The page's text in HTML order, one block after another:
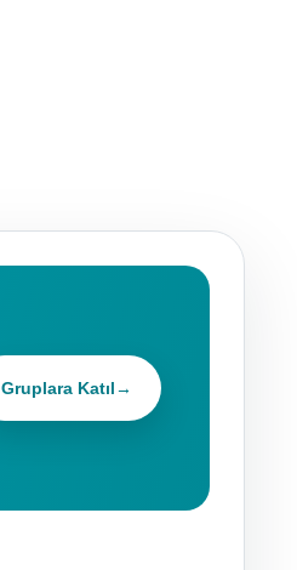
Gruplara Katıl→